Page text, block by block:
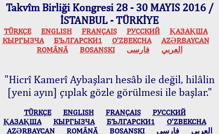
Takvîm Birliği Kongresi 28 - 30 MAYIS 2016 /
İSTANBUL - TÜRKİYE
TÜRKÇE ENGLISH FRANÇAIS РУССКИЙ
ҚАЗАҚША
КЫPГЫЗЧA
БЪЛГАРСКИ1 O’ZBEKCHA
AZӘRBAYCAN
ROMÂNĂ
BOSANSKI العربي فارسی
"Hicrî Kamerî Aybaşları hesâb ile değil, hilâlin
[yeni ayın] çıplak gözle görülmesi ile başlar."
TÜRKÇE ENGLISH FRANÇAIS
РУССКИЙ
ҚАЗАҚША
КЫPГЫЗЧA БЪЛГАРСКИ1
O’ZBEKCHA
AZӘRBAYCAN
ROMÂNĂ BOSANSKI العربي فارسی